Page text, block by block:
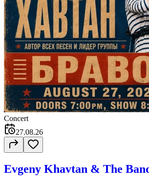
Concert
27.08.26
Evgeny Khavtan & The